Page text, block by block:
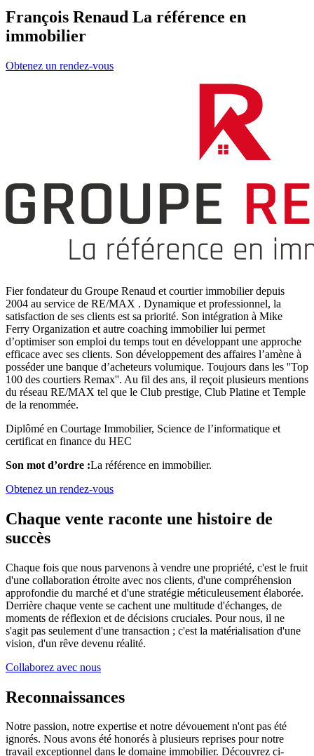
François Renaud La référence en
immobilier
Obtenez un rendez-vous
Fier fondateur du Groupe Renaud et courtier immobilier depuis
2004 au service de RE/MAX . Dynamique et professionnel, la
satisfaction de ses clients est sa priorité. Son intégration à Mike
Ferry Organization et autre coaching immobilier lui permet
d’optimiser son emploi du temps tout en développant une approche
efficace avec ses clients. Son développement des affaires l’amène à
posséder une banque d’acheteurs volumique. Toujours dans les ''Top
100 des courtiers Remax''. Au fil des ans, il reçoit plusieurs mentions
du réseau RE/MAX tel que le Club prestige, Club Platine et Temple
de la renommée.
Diplômé en Courtage Immobilier, Science de l’informatique et
certificat en finance du HEC
Son mot d’ordre :La référence en immobilier.
Obtenez un rendez-vous
Chaque vente raconte une histoire de
succès
Chaque fois que nous parvenons à vendre une propriété, c'est le fruit
d'une collaboration étroite avec nos clients, d'une compréhension
approfondie du marché et d'une stratégie méticuleusement élaborée.
Derrière chaque vente se cachent une multitude d'échanges, de
moments de réflexion et de décisions cruciales. Pour nous, il ne
s'agit pas seulement d'une transaction ; c'est la matérialisation d'une
vision, d'un rêve devenu réalité.
Collaborez avec nous
Reconnaissances
Notre passion, notre expertise et notre dévouement n'ont pas été
ignorés. Nous avons été honorés à plusieurs reprises pour notre
travail exceptionnel dans le domaine immobilier. Découvrez ci-